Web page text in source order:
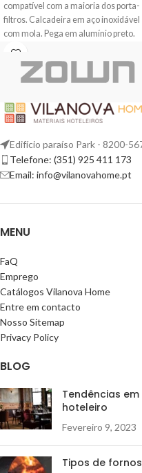
compatível com a maioria dos porta-
filtros. Calcadeira em aço inoxidável
com mola. Pega em alumínio preto.
Edifício paraíso Park - 8200-
Telefone: (351) 925 411 173
Email: info@vilanovahome.pt
MENU
FaQ
Emprego
Catálogos Vilanova Home
Entre em contacto
Nosso Sitemap
Privacy Policy
BLOG
Tendências
hoteleiro
Fevereiro 9, 2023
Tipos de